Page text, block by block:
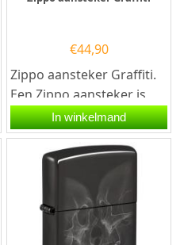
€44,90
Zippo aansteker Graffiti.
Een Zippo aansteker is
een kwalitatief
goede aansteker met de...
In winkelmand